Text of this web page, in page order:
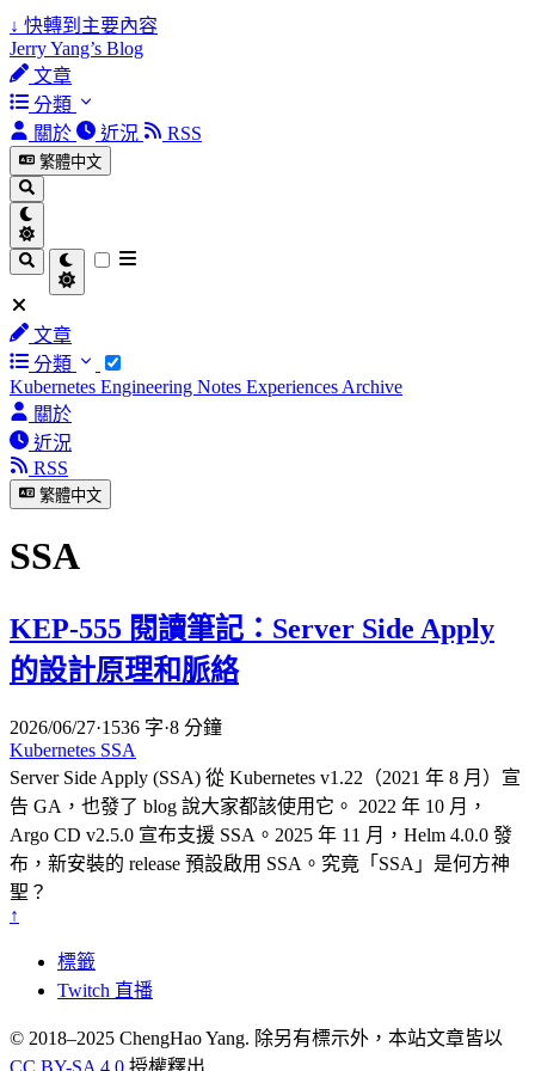
↓ 快轉到主要內容
Jerry Yang’s Blog
文章
分類
關於
近況 RSS
繁體中文
文章
分類
Kubernetes Engineering Notes Experiences Archive
關於
近況
RSS
繁體中文
SSA
KEP-555 閱讀筆記：Server Side Apply
的設計原理和脈絡
2026/06/27·1536 字·8 分鐘
Kubernetes SSA
Server Side Apply (SSA) 從 Kubernetes v1.22（2021 年 8 月）宣
告 GA，也發了 blog 說大家都該使用它。 2022 年 10 月，
Argo CD v2.5.0 宣布支援 SSA。2025 年 11 月，Helm 4.0.0 發
布，新安裝的 release 預設啟用 SSA。究竟「SSA」是何方神
聖？
↑
標籤
Twitch 直播
© 2018–2025 ChengHao Yang. 除另有標示外，本站文章皆以